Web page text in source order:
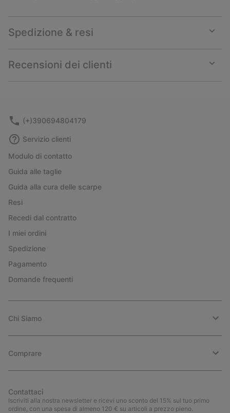
Spedizione & resi
or
Recensioni dei clienti
or
(+)390694804179
Servizio clienti
Modulo di contatto
Guida alle taglie
Guida alla cura delle scarpe
Resi
Recedi dal contratto
I miei ordini
Spedizione
Pagamento
Domande frequenti
Chi Siamo
Comprare
Contattaci
Iscriviti alla nostra newsletter e ricevi uno sconto del 15% sul tuo primo
ordine, con una spesa di almeno 120 € su articoli a prezzo pieno.